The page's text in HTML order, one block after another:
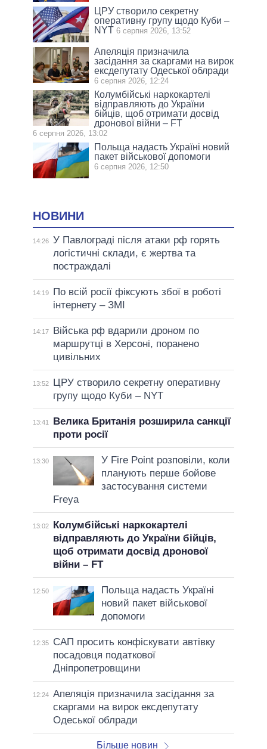
ЦРУ створило секретну
оперативну групу щодо Куби –
NYT 6 серпня 2026, 13:52
Апеляція призначила
засідання за скаргами на вирок
ексдепутату Одеської облради
6 серпня 2026, 12:24
Колумбійські наркокартелі
відправляють до України
бійців, щоб отримати досвід
дронової війни – FT
6 серпня 2026, 13:02
Польща надасть Україні новий
пакет військової допомоги
6 серпня 2026, 12:50
НОВИНИ
14:26 У Павлограді після атаки рф горять
логістичні склади, є жертва та
постраждалі
14:19
По всій росії фіксують збої в роботі
інтернету – ЗМІ
14:17
Війська рф вдарили дроном по
маршрутці в Херсоні, поранено
цивільних
13:52
ЦРУ створило секретну оперативну
групу щодо Куби – NYT
13:41
Велика Британія розширила санкції
проти росії
13:30
У Fire Point розповіли, коли
планують перше бойове
застосування системи
Freya
13:02
Колумбійські наркокартелі
відправляють до України бійців,
щоб отримати досвід дронової
війни – FT
12:50
Польща надасть Україні
новий пакет військової
допомоги
12:35
САП просить конфіскувати автівку
посадовця податкової
Дніпропетровщини
12:24 Апеляція призначила засідання за
скаргами на вирок ексдепутату
Одеської облради
Більше новин